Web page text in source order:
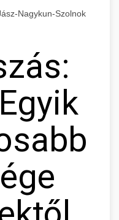
Nagykun-Szolnok